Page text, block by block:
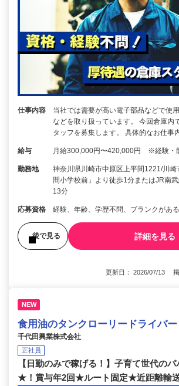
仕事内容
当社では需要が高い電子部品などで使
などを取り扱っています。 今回倉庫内
タッフを募集します。 具体的なお仕事
給与 月給300,000円〜420,000円 ※経験・
勤務地
神奈川県川崎市中原区上平間1221/川
間小学校前」より徒歩1分またはJR南
13分
応募資格 経験、年齢、学歴不問、ブランクがあ
後で見る 詳細を見る
更新日： 2026/07/13 掲
NEW
食用油のタンクローリードライバー
千代田興業株式会社
正社員
【日勤のみで稼げる！】子育て世代の
★！賞与年2回★ルート固定★近距離輸